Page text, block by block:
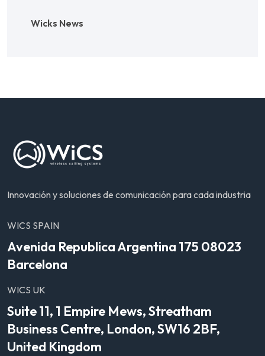
Wicks News
Innovación y soluciones de comunicación para cada industria
WICS SPAIN
Avenida Republica Argentina 175 08023
Barcelona
WICS UK
Suite 11, 1 Empire Mews, Streatham
Business Centre, London, SW16 2BF,
United Kingdom